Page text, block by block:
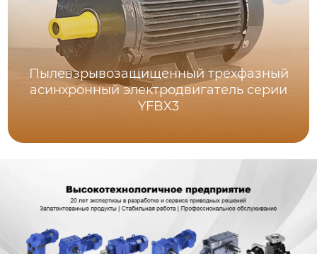
Пылевзрывозащищенный трехфазный
асинхронный электродвигатель серии
YFBX3